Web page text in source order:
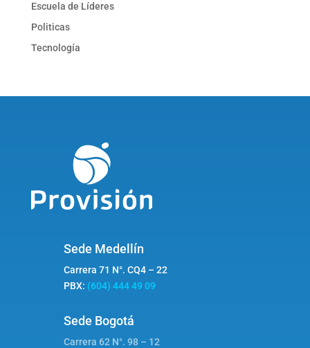
Escuela de Líderes
Politicas
Tecnología
Sede Medellín
Carrera 71 N°. CQ4 – 22
PBX: (604) 444 49 09
Sede Bogotá
Carrera 62 N°. 98 – 12